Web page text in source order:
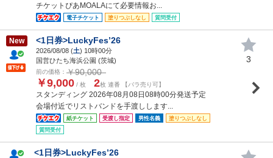
チケットぴあMOALAにて必要情報お...
電子チケット 塗りつぶしなし 質問受付
New <1日券>LuckyFes’26
2026/08/08 (土) 10時00分
国営ひたち海浜公園 (茨城)
前の価格： ￥90,000
￥9,000 / 枚 2枚 連番 【バラ売り可】
スタンディング 2026年08月08日08時00分発送予定
会場付近でリストバンドを手渡しします...
紙チケット 受渡し指定 男性名義
塗りつぶしなし
質問受付
3
<1日券>LuckyFes’26